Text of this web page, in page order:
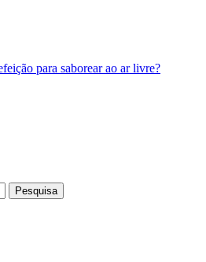
para saborear ao ar livre?